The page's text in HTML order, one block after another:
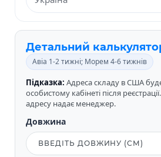
Детальний
Авіа 1-2 тижні; Морем 4-6 тижнів
Підказка: Адреса складу в США
особистому кабінеті після
адресу надає менеджер.
Довжина